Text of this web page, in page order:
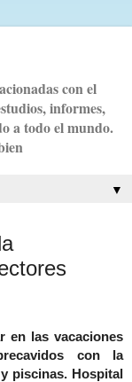
con el
informes,
a todo el mundo.
▼
en las vacaciones
con la
piscinas. Hospital